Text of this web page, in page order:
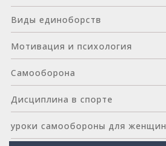
Виды единоборств
Мотивация и психология
Самооборона
Дисциплина в спорте
уроки самообороны для женщин